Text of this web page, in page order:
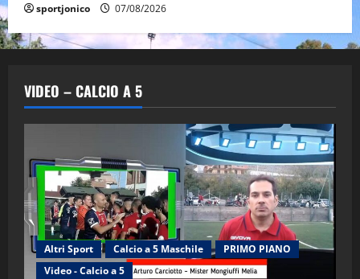
sportjonico 07/08/2026
VIDEO – CALCIO A 5
Altri Sport Calcio a 5 Maschile
PRIMO PIANO
Video - Calcio a 5